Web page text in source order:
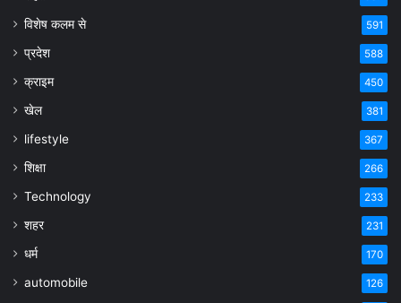
विशेष कलम से 591
प्रदेश 588
क्राइम 450
खेल 381
lifestyle 367
शिक्षा 266
Technology 233
शहर 231
धर्म 170
automobile 126